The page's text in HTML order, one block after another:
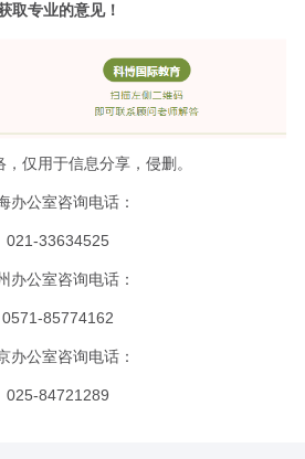
取专业的意见！
仅用于信息分享，侵删。
办公室咨询电话：
021-33634525
办公室咨询电话：
0571-85774162
办公室咨询电话：
025-84721289